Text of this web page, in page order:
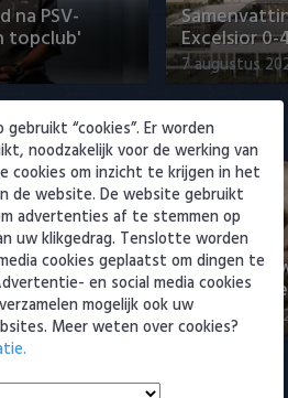
na PSV-
topclub' Excelsior 0-
7 augustus
na PSV-
topclub' Excelsior
8 augustus
“cookies”. Er worden
noodzakelijk voor de werking van
cookies om inzicht te krijgen in het
de website. De website gebruikt
advertenties af te stemmen op
uw klikgedrag. Tenslotte worden
cookies geplaatst om dingen te
en social media cookies
mogelijk ook uw
Meer weten over cookies?